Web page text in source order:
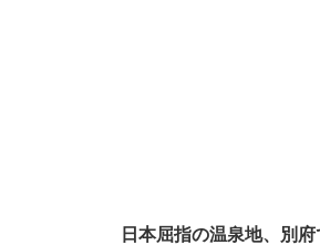
日本屈指の温泉地、別